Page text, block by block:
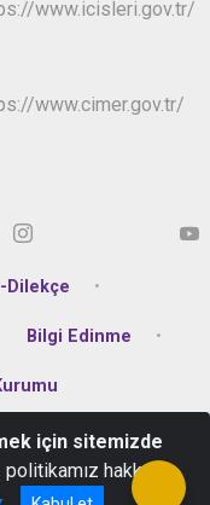
Dilekçe
Bilgi Edinme
Altınordu/Ordu
: +90 452 223 14 40
için sitemizde
hakkında